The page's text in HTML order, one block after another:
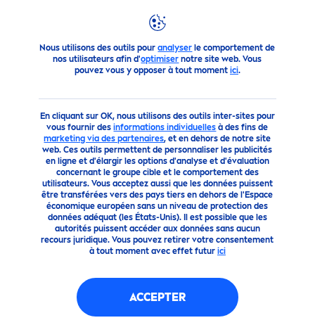
Nous utilisons des outils pouranalyser le comportement de
nos utilisateurs afin d'optimiser notre site web. Vous
pouvez vous y opposer à tout moment ici.
En cliquant sur OK, nous utilisons des outils inter-sites pour
vous fournir desinformations individuelles à des fins de
marketing via des partenaires, et en dehors de notre site
web. Ces outils permettent de personnaliser les publicités
en ligne et d'élargir les options d'analyse et d'évaluation
concernant le groupe cible et le comportement des
utilisateurs. Vous acceptez aussi que les données puissent
être transférées vers des pays tiers en dehors de l'Espace
économique européen sans un niveau de protection des
données adéquat (les États-Unis). Il est possible que les
autorités puissent accéder aux données sans aucun
recours juridique. Vous pouvez retirer votre consentement
à tout moment avec effet futur ici
ACCEPTER
FILTRES SELECTIONNÉS